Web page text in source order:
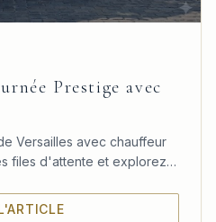
Prestige avec
Versailles avec chauffeur
files d'attente et explorez